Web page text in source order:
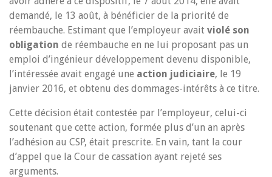
demandé, le 13 août, à bénéficier de la priorité de
réembauche. Estimant que l’employeur avait violé son
obligation de réembauche en ne lui proposant pas un
emploi d’ingénieur développement devenu disponible,
l’intéressée avait engagé une action judiciaire, le 19
janvier 2016, et obtenu des dommages-intérêts à ce titre.
Cette décision était contestée par l’employeur, celui-ci
soutenant que cette action, formée plus d’un an après
l’adhésion au CSP, était prescrite. En vain, tant la cour
d’appel que la Cour de cassation ayant rejeté ses
arguments.